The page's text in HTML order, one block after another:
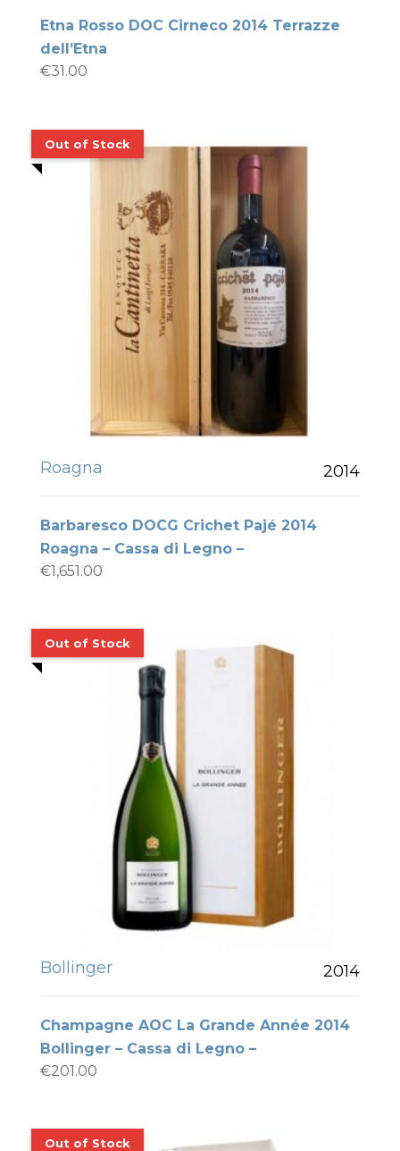
Etna Rosso DOC Cirneco 2014 Terrazze
dell’Etna
€31.00
Roagna 2014
Barbaresco DOCG Crichet Pajé 2014
Roagna – Cassa di Legno –
€1,651.00
Bollinger 2014
Champagne AOC La Grande Année 2014
Bollinger – Cassa di Legno –
€201.00